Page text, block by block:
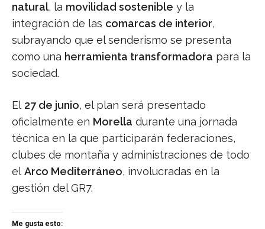
natural, la movilidad sostenible y la
integración de las comarcas de interior,
subrayando que el senderismo se presenta
como una herramienta transformadora para la
sociedad.
El 27 de junio, el plan será presentado
oficialmente en Morella durante una jornada
técnica en la que participarán federaciones,
clubes de montaña y administraciones de todo
el Arco Mediterráneo, involucradas en la
gestión del GR7.
Me gusta esto: